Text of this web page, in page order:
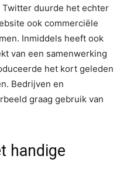
duurde het echter
ook commerciële
Inmiddels heeft ook
van een samenwerking
het kort geleden
Bedrijven en
graag gebruik van
handige